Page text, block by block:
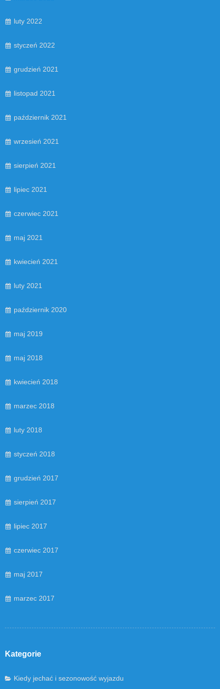
luty 2022
styczeń 2022
grudzień 2021
listopad 2021
październik 2021
wrzesień 2021
sierpień 2021
lipiec 2021
czerwiec 2021
maj 2021
kwiecień 2021
luty 2021
październik 2020
maj 2019
maj 2018
kwiecień 2018
marzec 2018
luty 2018
styczeń 2018
grudzień 2017
sierpień 2017
lipiec 2017
czerwiec 2017
maj 2017
marzec 2017
Kategorie
Kiedy jechać i sezonowość wyjazdu